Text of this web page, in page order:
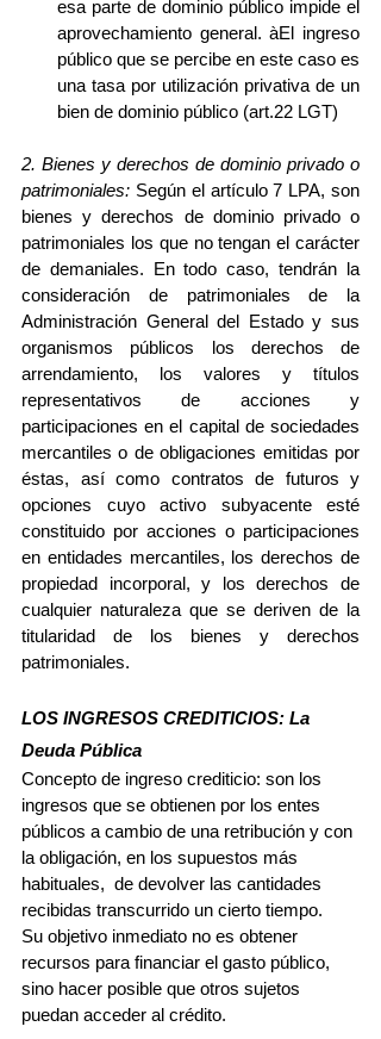
esa parte de dominio público impide el
aprovechamiento general. àEl ingreso
público que se percibe en este caso es
una tasa por utilización privativa de un
bien de dominio público (art.22 LGT)
2. Bienes y derechos de dominio privado o
patrimoniales: Según el artículo 7 LPA, son
bienes y derechos de dominio privado o
patrimoniales los que no tengan el carácter
de demaniales. En todo caso, tendrán la
consideración de patrimoniales de la
Administración General del Estado y sus
organismos públicos los derechos de
arrendamiento, los valores y títulos
representativos de acciones y
participaciones en el capital de sociedades
mercantiles o de obligaciones emitidas por
éstas, así como contratos de futuros y
opciones cuyo activo subyacente esté
constituido por acciones o participaciones
en entidades mercantiles, los derechos de
propiedad incorporal, y los derechos de
cualquier naturaleza que se deriven de la
titularidad de los bienes y derechos
patrimoniales.
LOS INGRESOS CREDITICIOS: La
Deuda Pública
Concepto de ingreso crediticio: son los
ingresos que se obtienen por los entes
públicos a cambio de una retribución y con
la obligación, en los supuestos más
habituales,  de devolver las cantidades
recibidas transcurrido un cierto tiempo.
Su objetivo inmediato no es obtener
recursos para financiar el gasto público,
sino hacer posible que otros sujetos
puedan acceder al crédito.